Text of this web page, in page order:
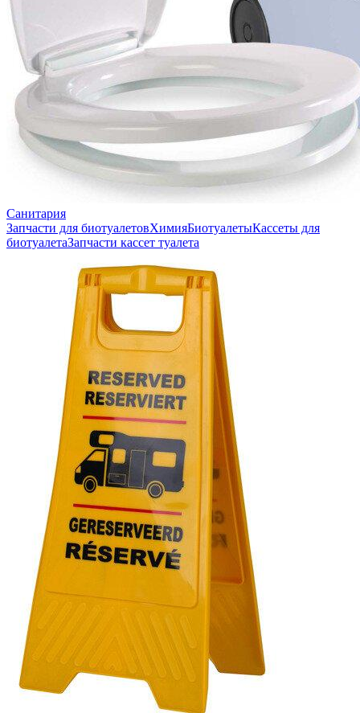
Санитария
Запчасти для биотуалетовХимияБиотуалетыКассеты для
биотуалетаЗапчасти кассет туалета